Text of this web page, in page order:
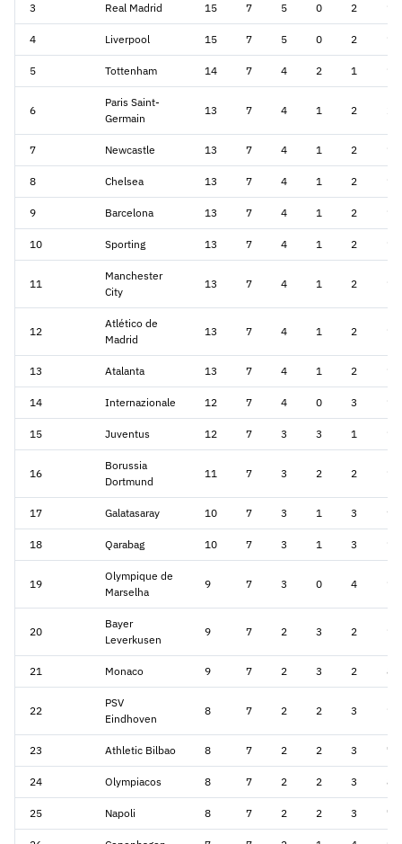
3 Real Madrid 15 7 5 0 2
4 Liverpool 15 7 5 0 2
5 Tottenham 14 7 4 2 1
6
Paris Saint-
Germain
13 7 4 1 2 20
7 Newcastle 13 7 4 1 2
8 Chelsea 13 7 4 1 2
9 Barcelona 13 7 4 1 2
10 Sporting 13 7 4 1 2
11
Manchester
City
13 7 4 1 2
12
Atlético de
Madrid
13 7 4 1 2
13 Atalanta 13 7 4 1 2
14 Internazionale 12 7 4 0 3
15 Juventus 12 7 3 3 1
16
Borussia
Dortmund
11 7 3 2 2
17 Galatasaray 10 7 3 1 3 9
18 Qarabag 10 7 3 1 3
19
Olympique de
Marselha
9 7 3 0 4
20
Bayer
Leverkusen
9 7 2 3 2
21 Monaco 9 7 2 3 2 8
22
PSV
Eindhoven
8 7 2 2 3
23 Athletic Bilbao 8 7 2 2 3 7
24 Olympiacos 8 7 2 2 3 8
25 Napoli 8 7 2 2 3 7